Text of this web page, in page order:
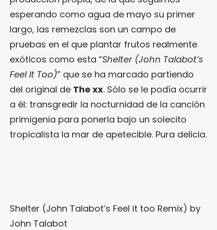
esperando como agua de mayo su primer
largo, las remezclas son un campo de
pruebas en el que plantar frutos realmente
exóticos como esta “Shelter (John Talabot’s
Feel It Too)” que se ha marcado partiendo
del original de The xx. Sólo se le podía ocurrir
a él: transgredir la nocturnidad de la canción
primigenia para ponerla bajo un solecito
tropicalista la mar de apetecible. Pura delicia.
Shelter (John Talabot’s Feel it too Remix) by
John Talabot